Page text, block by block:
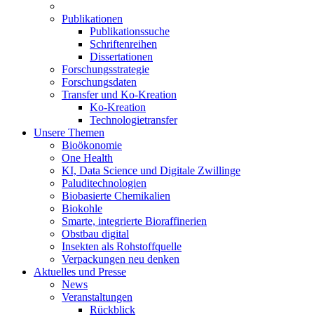
Publikationen
Publikationssuche
Schriftenreihen
Dissertationen
Forschungsstrategie
Forschungsdaten
Transfer und Ko-Kreation
Ko-Kreation
Technologietransfer
Unsere Themen
Bioökonomie
One Health
KI, Data Science und Digitale Zwillinge
Paluditechnologien
Biobasierte Chemikalien
Biokohle
Smarte, integrierte Bioraffinerien
Obstbau digital
Insekten als Rohstoffquelle
Verpackungen neu denken
Aktuelles und Presse
News
Veranstaltungen
Rückblick